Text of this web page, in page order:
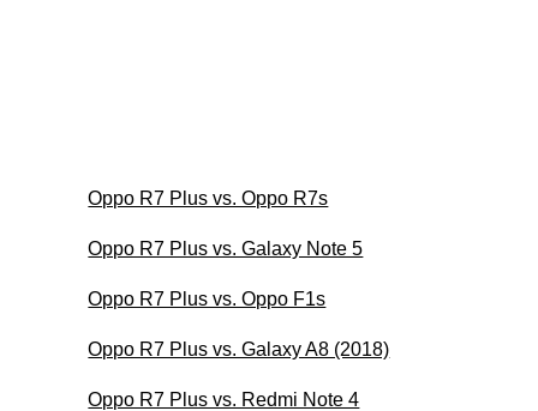
Oppo R7 Plus vs. Oppo R7s
Oppo R7 Plus vs. Galaxy Note 5
Oppo R7 Plus vs. Oppo F1s
Oppo R7 Plus vs. Galaxy A8 (2018)
Oppo R7 Plus vs. Redmi Note 4